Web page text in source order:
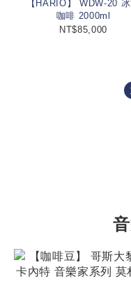
【HARIO】 WDW-20
咖啡 2000ml
NT$85,000